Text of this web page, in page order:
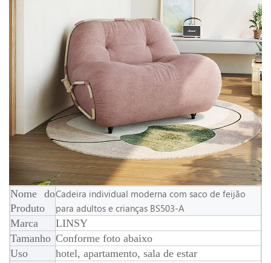
Nome do
Produto
Cadeira individual moderna com saco de feijão
para adultos e crianças BS503-A
Marca
LINSY
Tamanho Conforme foto abaixo
Uso
hotel, apartamento, sala de estar